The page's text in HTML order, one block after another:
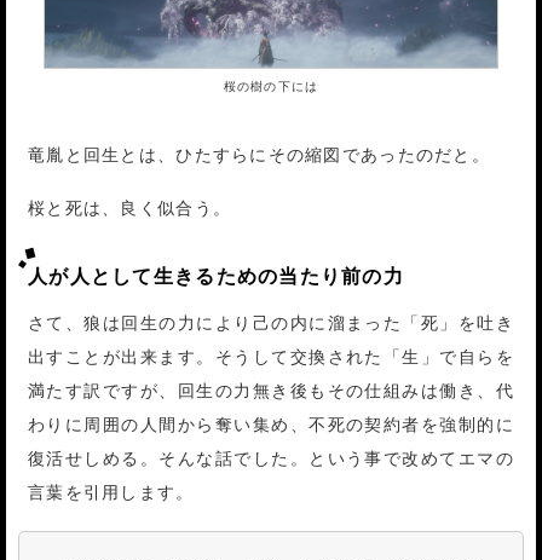
桜の樹の下には
竜胤と回生とは、ひたすらにその縮図であったのだと。
桜と死は、良く似合う。
人が人として生きるための当たり前の力
さて、狼は回生の力により己の内に溜まった「死」を吐き
出すことが出来ます。そうして交換された「生」で自らを
満たす訳ですが、回生の力無き後もその仕組みは働き、代
わりに周囲の人間から奪い集め、不死の契約者を強制的に
復活せしめる。そんな話でした。という事で改めてエマの
言葉を引用します。